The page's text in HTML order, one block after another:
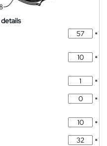
*
*
*
*
*
*